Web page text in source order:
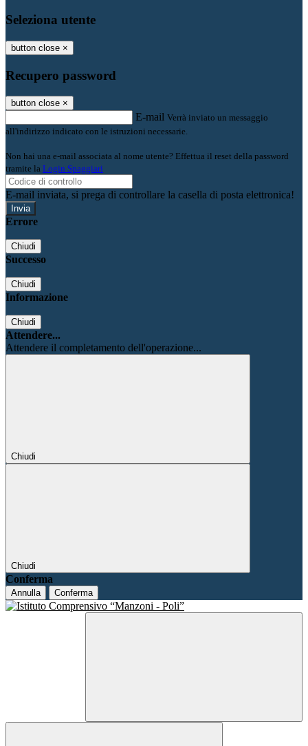
Seleziona utente
button close ×
Recupero password
button close ×
E-mail Verrà inviato un messaggio
all'indirizzo indicato con le istruzioni necessarie.
Non hai una e-mail associata al nome utente? Effettua il reset della password
tramite la Login Spaggiari
E-mail inviata, si prega di controllare la casella di posta elettronica!
Errore
Chiudi
Successo
Chiudi
Informazione
Chiudi
Attendere...
Attendere il completamento dell'operazione...
Chiudi
Chiudi
Conferma
Annulla Conferma